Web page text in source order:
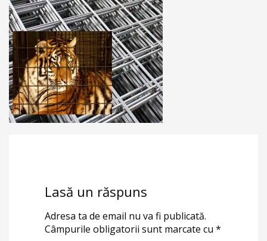
Lasă un răspuns
Adresa ta de email nu va fi publicată.
Câmpurile obligatorii sunt marcate cu *